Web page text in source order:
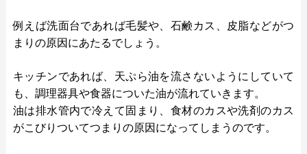
例えば洗面台であれば毛髪や、石鹸カス、皮脂などがつ
まりの原因にあたるでしょう。
キッチンであれば、天ぷら油を流さないようにしていて
も、調理器具や食器についた油が流れていきます。
油は排水管内で冷えて固まり、食材のカスや洗剤のカス
がこびりついてつまりの原因になってしまうのです。